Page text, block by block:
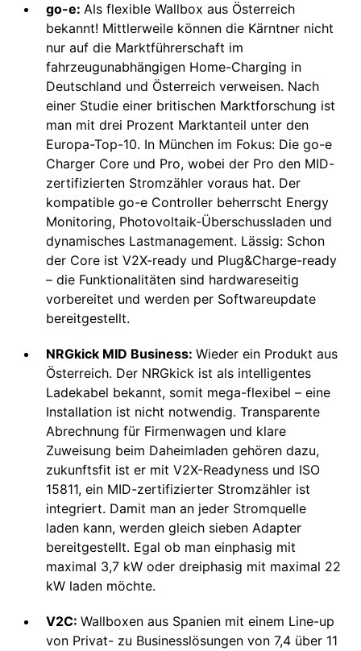
go-e: Als flexible Wallbox aus Österreich
bekannt! Mittlerweile können die Kärntner nicht
nur auf die Marktführerschaft im
fahrzeugunabhängigen Home-Charging in
Deutschland und Österreich verweisen. Nach
einer Studie einer britischen Marktforschung ist
man mit drei Prozent Marktanteil unter den
Europa-Top-10. In München im Fokus: Die go-e
Charger Core und Pro, wobei der Pro den MID-
zertifizierten Stromzähler voraus hat. Der
kompatible go-e Controller beherrscht Energy
Monitoring, Photovoltaik-Überschussladen und
dynamisches Lastmanagement. Lässig: Schon
der Core ist V2X-ready und Plug&Charge-ready
– die Funktionalitäten sind hardwareseitig
vorbereitet und werden per Softwareupdate
bereitgestellt.
NRGkick MID Business: Wieder ein Produkt aus
Österreich. Der NRGkick ist als intelligentes
Ladekabel bekannt, somit mega-flexibel – eine
Installation ist nicht notwendig. Transparente
Abrechnung für Firmenwagen und klare
Zuweisung beim Daheimladen gehören dazu,
zukunftsfit ist er mit V2X-Readyness und ISO
15811, ein MID-zertifizierter Stromzähler ist
integriert. Damit man an jeder Stromquelle
laden kann, werden gleich sieben Adapter
bereitgestellt. Egal ob man einphasig mit
maximal 3,7 kW oder dreiphasig mit maximal 22
kW laden möchte.
V2C: Wallboxen aus Spanien mit einem Line-up
von Privat- zu Businesslösungen von 7,4 über 11